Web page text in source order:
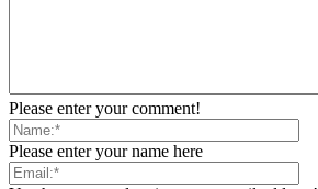
Please enter your comment!
Please enter your name here